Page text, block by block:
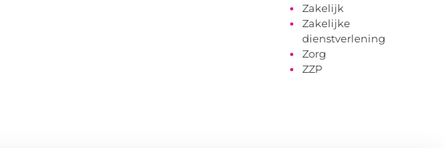
Zakelijk
Zakelijke
dienstverlening
Zorg
ZZP